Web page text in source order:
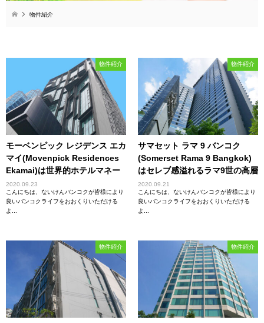
物件紹介
物件紹介
モーベンピック レジデンス エカ
マイ(Movenpick Residences
Ekamai)は世界的ホテルマネー
ジメント会社が手掛ける高級物
件！
2020.09.23
こんにちは、ないけんバンコクが皆様により
良いバンコクライフをおおくりいただける
よ...
物件紹介
サマセット ラマ 9 バンコク
(Somerset Rama 9 Bangkok)
はセレブ感溢れるラマ9世の高層
賃貸物件！
2020.09.21
こんにちは、ないけんバンコクが皆様により
良いバンコクライフをおおくりいただける
よ...
物件紹介 物件紹介